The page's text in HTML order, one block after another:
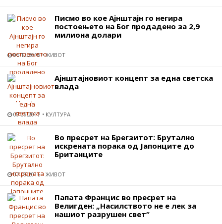
Писмо во кое Ајнштајн го негира
постоењето на Бог продадено за 2,9
милиона долари
05.12.2018 ЖИВОТ
Ајнштајновиот концепт за една светска
влада
09.09.2017 КУЛТУРА
Во пресрет на Брегзитот: Брутално
искрената порака од Јапонците до
Британците
07.09.2016 ЖИВОТ
Папата Францис во пресрет на
Велигден: „Насилството не е лек за
нашиот разрушен свет“